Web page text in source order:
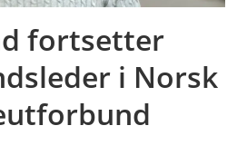
fortsetter
i Norsk